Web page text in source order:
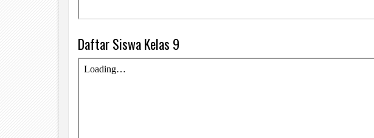
Daftar Siswa Kelas 9